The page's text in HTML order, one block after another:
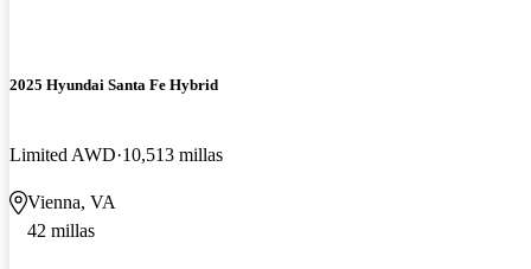
2025 Hyundai Santa Fe Hybrid
Limited AWD 10,513 millas
Vienna, VA
42 millas